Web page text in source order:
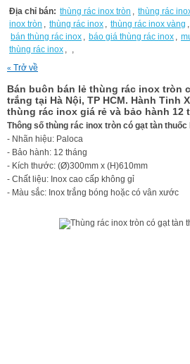
Địa chỉ bán: thùng rác inox tròn , thùng rác
inox tròn , thùng rác inox , thùng rác inox vàng ,
bán thùng rác inox , báo giá thùng rác inox ,
thùng rác inox , ,
« Trở về
Bán buôn bán lẻ thùng rác inox tròn
trắng tại Hà Nội, TP HCM. Hành Tinh
thùng rác inox giá rẻ và bảo hành 12
Thông số thùng rác inox tròn có gạt tàn thuốc
- Nhãn hiệu: Paloca
- Bảo hành: 12 tháng
- Kích thước: (Ø)300mm x (H)610mm
- Chất liệu: Inox cao cấp không gỉ
- Màu sắc: Inox trắng bóng hoặc có vân xước